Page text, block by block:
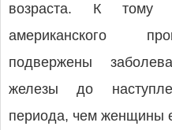
возраста. К
американского
подвержены
железы до
периода, чем женщины